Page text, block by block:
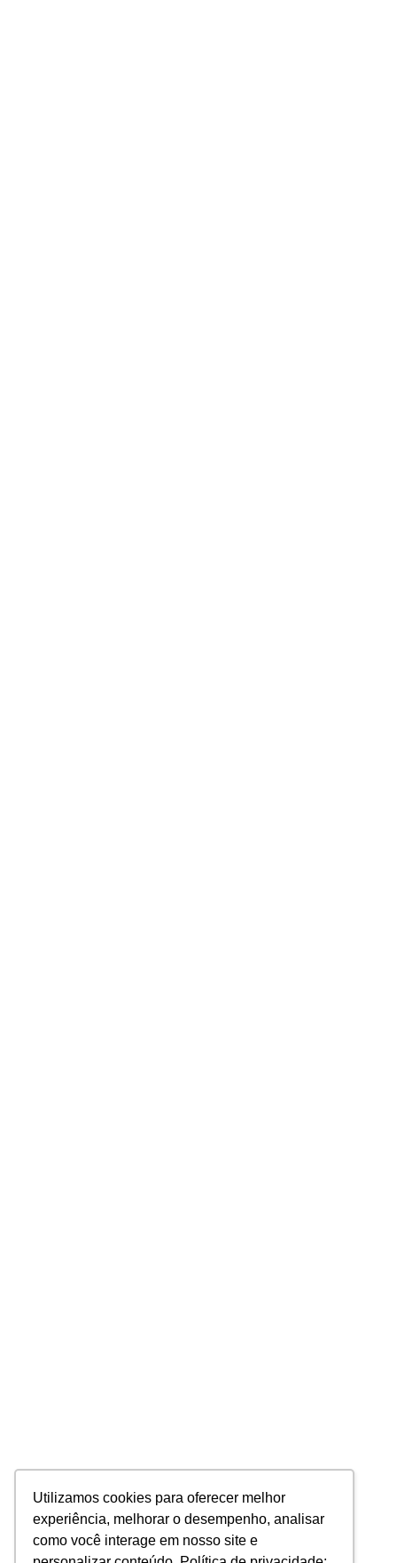
Utilizamos cookies para oferecer melhor
experiência, melhorar o desempenho, analisar
como você interage em nosso site e